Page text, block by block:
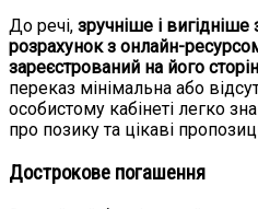
До речі, зручніше і
розрахунок з онлайн-
зареєстрований на його
переказ мінімальна або
особистому кабінеті легко
про позику та цікаві
Дострокове погашення